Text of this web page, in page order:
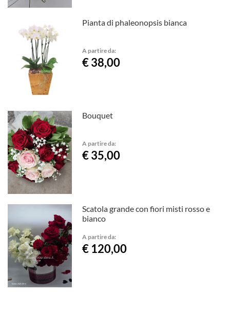
Pianta di phaleonopsis bianca
A partire da:
€ 38,00
Bouquet
A partire da:
€ 35,00
Scatola grande con fiori misti rosso e
bianco
A partire da:
€ 120,00